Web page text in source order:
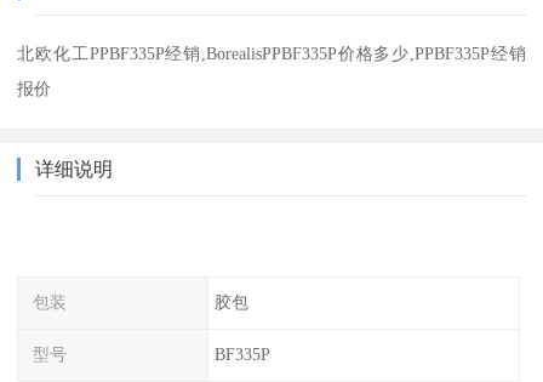
北欧化工PPBF335P经销,BorealisPPBF335P价格多少,PPBF335P经销
报价
详细说明
包装 胶包
型号 BF335P